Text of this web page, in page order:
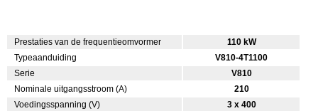
Prestaties van de frequentieomvormer
110 kW
Typeaanduiding
V810-4T1100
Serie
V810
Nominale uitgangsstroom (A)
210
Voedingsspanning (V)
3 x 400